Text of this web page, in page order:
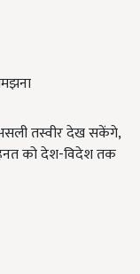
तस्वीर देख सकेंगे,
को देश-विदेश तक